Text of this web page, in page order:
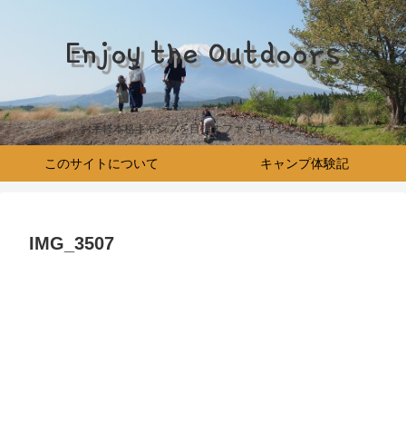
Enjoy the Outdoors
お手軽本格キャンプを目指すファミキャンブログ♪
このサイトについて キャンプ体験記
IMG_3507